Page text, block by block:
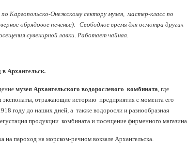
по Каргопольско-Онежскому сектору музея, мастер-класс по
обрядовое печенье). Свободное время для осмотра других
сувенирной лавки. Работает чайная.
Архангельск.
музея Архангельского водорослевого комбината , где
экспонаты, отражающие историю предприятия с момента его
году до наших дней, а также водоросли и разнообразная
продукции комбината и посещение фирменного магазина.
на пароход на морском-речном вокзале Архангельска.